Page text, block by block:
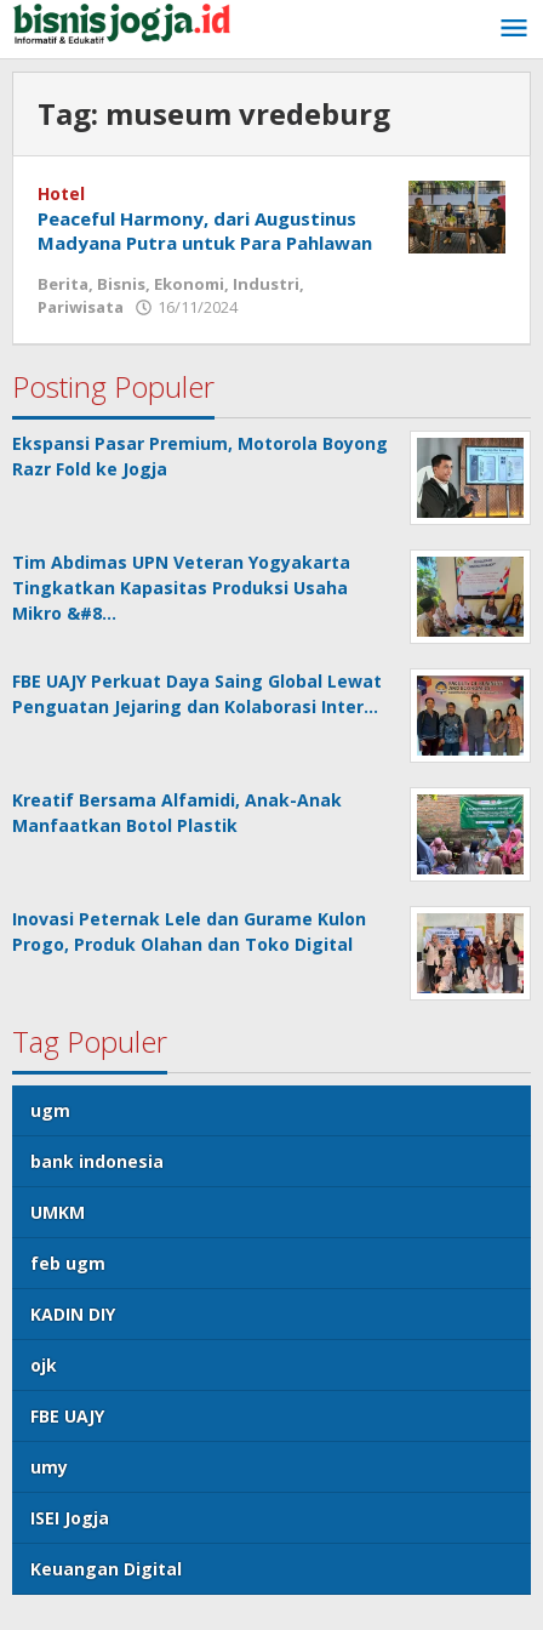
Lewati
ke
konten
Tag: museum vredeburg
Hotel
Peaceful Harmony, dari Augustinus
Madyana Putra untuk Para Pahlawan
Berita, Bisnis, Ekonomi, Industri,
Pariwisata
16/11/2024
Posting Populer
Ekspansi Pasar Premium, Motorola Boyong
Razr Fold ke Jogja
Tim Abdimas UPN Veteran Yogyakarta
Tingkatkan Kapasitas Produksi Usaha
Mikro &#8…
FBE UAJY Perkuat Daya Saing Global Lewat
Penguatan Jejaring dan Kolaborasi Inter…
Kreatif Bersama Alfamidi, Anak-Anak
Manfaatkan Botol Plastik
Inovasi Peternak Lele dan Gurame Kulon
Progo, Produk Olahan dan Toko Digital
Tag Populer
ugm
bank indonesia
UMKM
feb ugm
KADIN DIY
ojk
FBE UAJY
umy
ISEI Jogja
Keuangan Digital